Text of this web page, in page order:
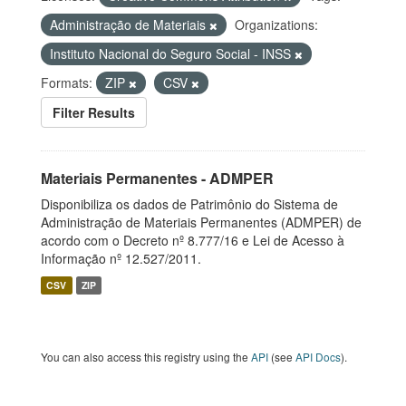
Administração de Materiais
Organizations:
Instituto Nacional do Seguro Social - INSS
Formats:
ZIP
CSV
Filter Results
Materiais Permanentes - ADMPER
Disponibiliza os dados de Patrimônio do Sistema de
Administração de Materiais Permanentes (ADMPER) de
acordo com o Decreto nº 8.777/16 e Lei de Acesso à
Informação nº 12.527/2011.
CSV ZIP
You can also access this registry using the API (see API Docs).